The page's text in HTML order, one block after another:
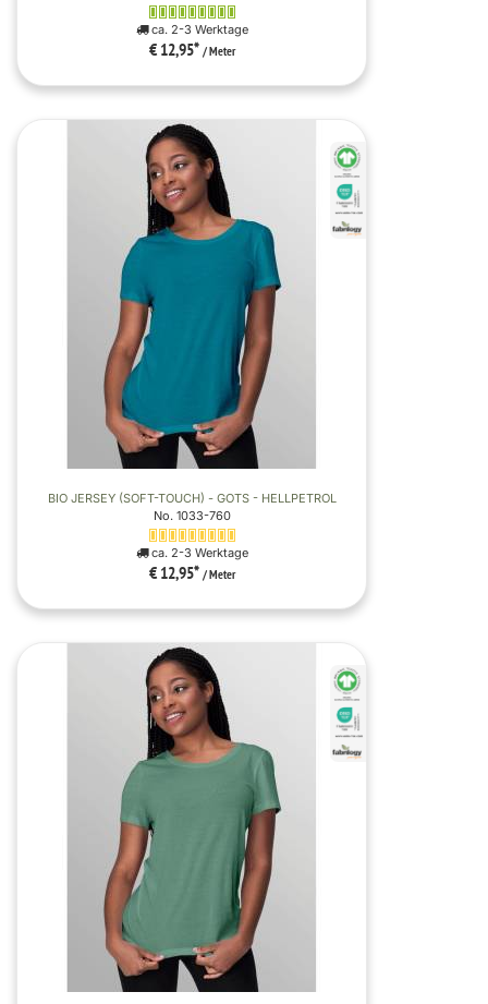
ca. 2-3 Werktage
€ 12,95* / Meter
BIO JERSEY (SOFT-TOUCH) - GOTS - HELLPETROL
No. 1033-760
ca. 2-3 Werktage
€ 12,95* / Meter